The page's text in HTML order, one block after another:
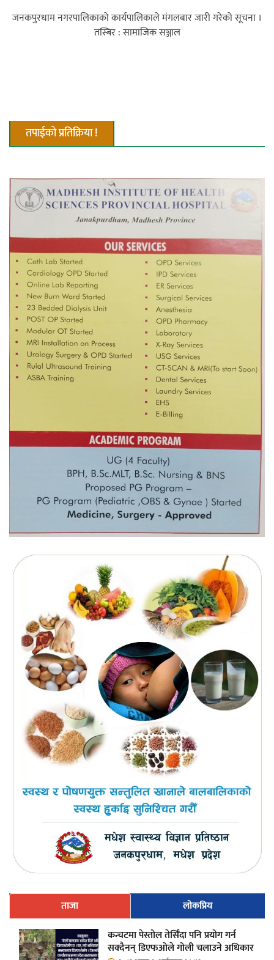
जनकपुरधाम नगरपालिकाको कार्यपालिकाले मंगलबार जारी गरेको सूचना ।
तस्बिर : सामाजिक सञ्जाल
तपाईको प्रतिक्रिया !
ताजा
लोकप्रिय
कन्चटमा पेस्तोल तेर्सिँदा पनि प्रयोग गर्न
सक्दैनन् डिएफओले गोली चलाउने अधिकार